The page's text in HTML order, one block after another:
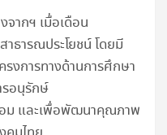
ากฯ เมื่อเดือน
ธารณประโยชน์ โดยมี
งการทางด้านการศึกษา
รอนุรักษ์
ม และเพื่อพัฒนาคุณภาพ